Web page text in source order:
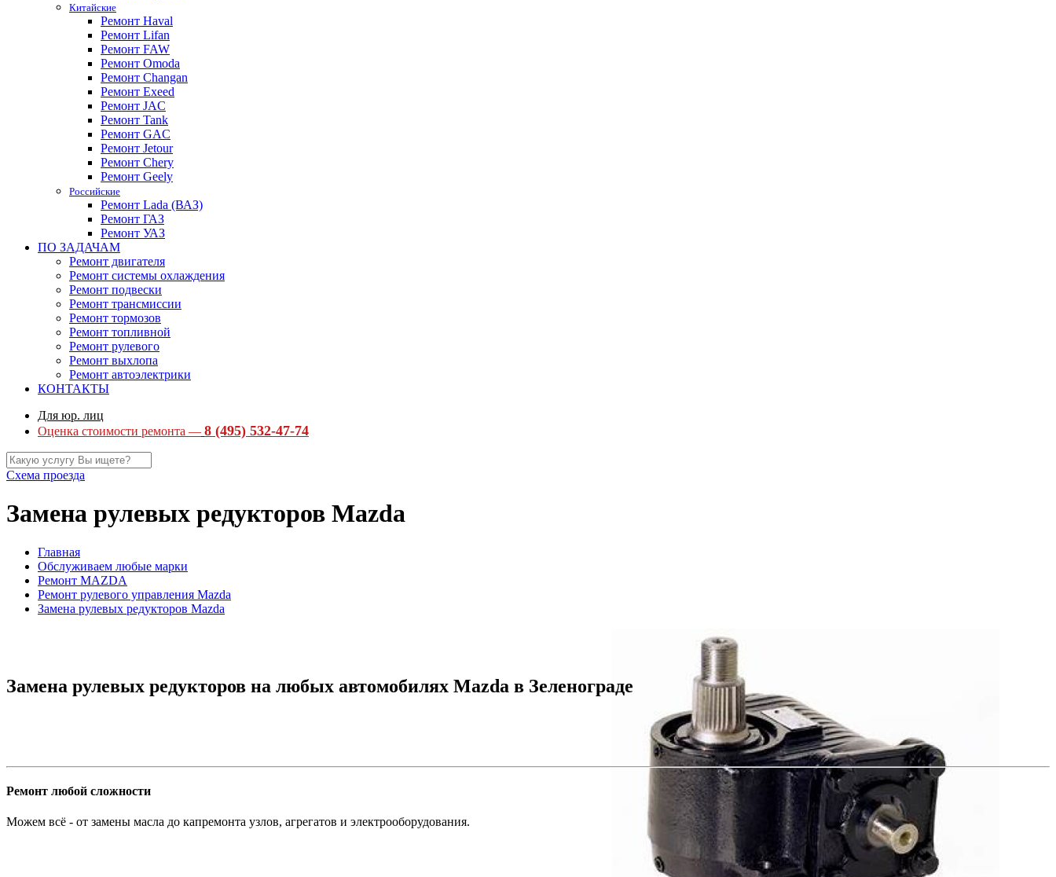
Китайские
Ремонт Haval
Ремонт Lifan
Ремонт FAW
Ремонт Omoda
Ремонт Changan
Ремонт Exeed
Ремонт JAC
Ремонт Tank
Ремонт GAC
Ремонт Jetour
Ремонт Chery
Ремонт Geely
Российские
Ремонт Lada (ВАЗ)
Ремонт ГАЗ
Ремонт УАЗ
ПО ЗАДАЧАМ
Ремонт двигателя
Ремонт системы охлаждения
Ремонт подвески
Ремонт трансмиссии
Ремонт тормозов
Ремонт топливной
Ремонт рулевого
Ремонт выхлопа
Ремонт автоэлектрики
КОНТАКТЫ
Для юр. лиц
Оценка стоимости ремонта — 8 (495) 532-47-74
Схема проезда
Замена рулевых редукторов Mazda
Главная
Обслуживаем любые марки
Ремонт MAZDA
Ремонт рулевого управления Mazda
Замена рулевых редукторов Mazda
Замена рулевых редукторов на любых автомобилях Mazda в Зеленограде
Ремонт любой сложности
Можем всё - от замены масла до капремонта узлов, агрегатов и электрооборудования.